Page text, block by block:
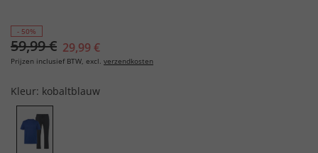
- 50%
59,99 € 29,99 €
Prijzen inclusief BTW, excl. verzendkosten
Kleur: kobaltblauw